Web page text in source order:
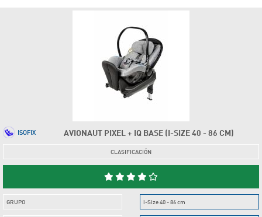
AVIONAUT PIXEL + IQ BASE (I-SIZE 40 - 86 CM)
ISOFIX
CLASIFICACIÓN
GRUPO i-Size 40 - 86 cm